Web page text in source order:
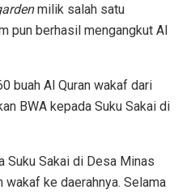
milik salah satu
pun berhasil mengangkut Al
buah Al Quran wakaf dari
BWA kepada Suku Sakai di
Suku Sakai di Desa Minas
wakaf ke daerahnya. Selama